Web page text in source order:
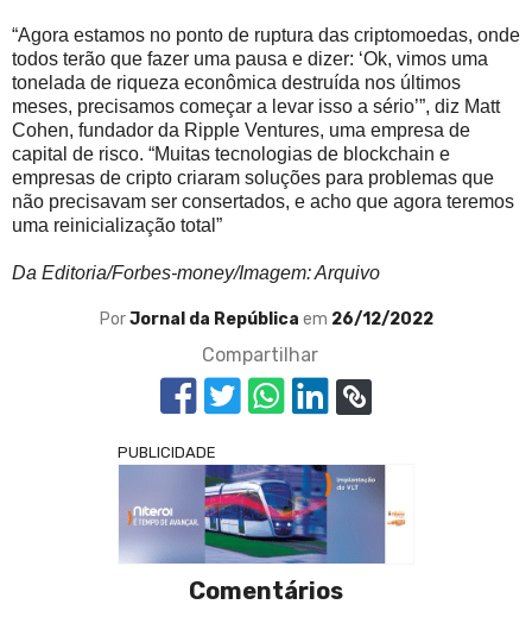
“Agora estamos no ponto de ruptura das criptomoedas, onde
todos terão que fazer uma pausa e dizer: ‘Ok, vimos uma
tonelada de riqueza econômica destruída nos últimos
meses, precisamos começar a levar isso a sério’”, diz Matt
Cohen, fundador da Ripple Ventures, uma empresa de
capital de risco. “Muitas tecnologias de blockchain e
empresas de cripto criaram soluções para problemas que
não precisavam ser consertados, e acho que agora teremos
uma reinicialização total”
Da Editoria/Forbes-money/Imagem: Arquivo
PorJornal da República em 26/12/2022
Compartilhar
PUBLICIDADE
Comentários